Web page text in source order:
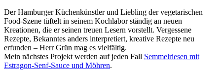
Der Hamburger Küchenkünstler und Liebling der vegetarischen
Food-Szene tüftelt in seinem Kochlabor ständig an neuen
Kreationen, die er seinen treuen Lesern vorstellt. Vergessene
Rezepte, Bekanntes anders interpretiert, kreative Rezepte neu
erfunden – Herr Grün mag es vielfältig.
Mein nächstes Projekt werden auf jeden Fall Semmelriesen mit
Estragon-Senf-Sauce und Möhren.